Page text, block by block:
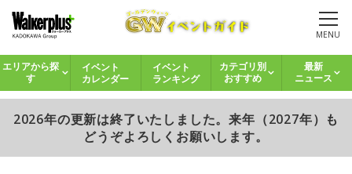
MENU
エリアから探
す
イベント
カレンダー
イベント
ランキング
カテゴリ別
おすすめ
最新
ニュース
2026年の更新は終了いたしました。来年（2027年）も
どうぞよろしくお願いします。